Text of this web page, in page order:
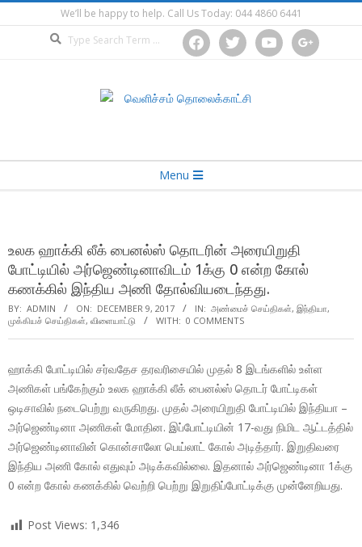
to
We’ll be happy to help. Call Us Today: 044 4860 6441
facebooktwitter youtube google
Menu
உலக ஹாக்கி லீக் பைனல்ஸ் தொடரின் அரையிறுதி
போட்டியில் அர்ஜெண்டினாவிடம் 1க்கு 0 என்ற கோல்
கணக்கில் இந்திய அணி தோல்வியடைந்தது.
BY: ADMIN ON: DECEMBER 9, 2017 IN: அண்மைச் செய்திகள், இந்தியா,
முக்கியச் செய்திகள், விளையாட்டு WITH: 0 COMMENTS
ஹாக்கி போட்டியில் சர்வதேச தரவரிசையில் முதல் 8 இடங்களில் உள்ள
அணிகள் பங்கேற்கும் உலக ஹாக்கி லீக் பைனல்ஸ் தொடர் போட்டிகள்
ஒடிசாவில் நடைபெற்று வருகிறது. முதல் அரையிறுதி போட்டியில் இந்தியா –
அர்ஜெண்டினா அணிகள் மோதின. இப்போட்டியின் 17-வது நிமிட ஆட்டத்தில்
அர்ஜெண்டினாவின் கொன்சாலோ பெய்லாட் கோல் அடித்தார். இறுதிவரை
இந்திய அணி கோல் எதுவும் அடிக்கவில்லை. இதனால் அர்ஜெண்டினா 1க்கு
0 என்ற கோல் கணக்கில் வெற்றி பெற்று இறுதிப்போட்டிக்கு முன்னேறியது.
Post Views: 1,346